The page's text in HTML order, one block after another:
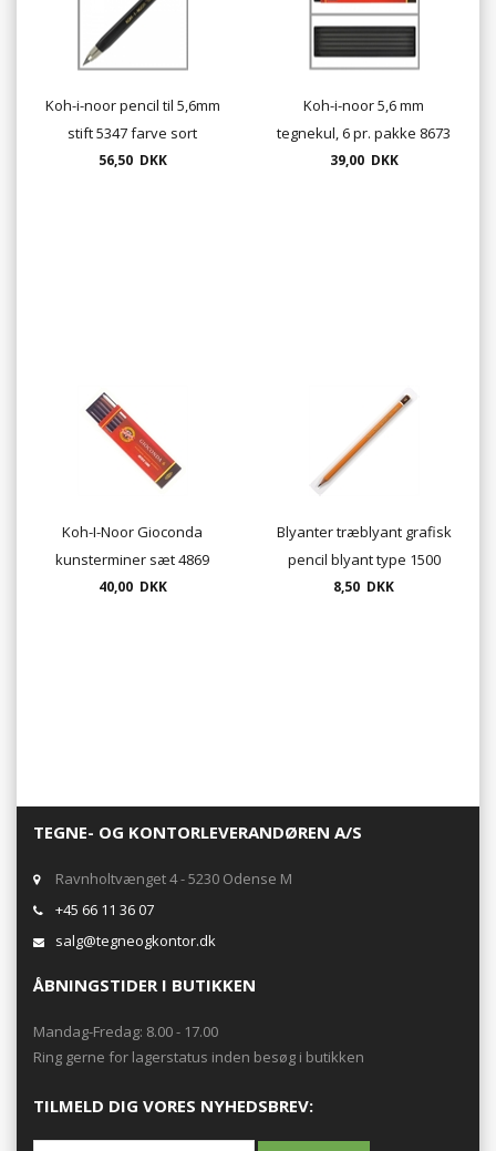
Koh-i-noor pencil til 5,6mm
stift 5347 farve sort
56,50 DKK
Koh-i-noor 5,6 mm
tegnekul, 6 pr. pakke 8673
39,00 DKK
Koh-I-Noor Gioconda
kunsterminer sæt 4869
5,6mm Gioconda - 6 stk.
40,00 DKK
Blyanter træblyant grafisk
pencil blyant type 1500
8,50 DKK
TEGNE- OG KONTORLEVERANDØREN A/S
Ravnholtvænget 4 - 5230 Odense M
+45 66 11 36 07
salg@tegneogkontor.dk
ÅBNINGSTIDER I BUTIKKEN
Mandag-Fredag: 8.00 - 17.00
Ring gerne for lagerstatus inden besøg i butikken
TILMELD DIG VORES NYHEDSBREV: